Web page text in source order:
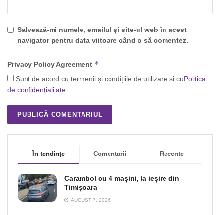
Salvează-mi numele, emailul și site-ul web în acest
navigator pentru data viitoare când o să comentez.
Privacy Policy Agreement *
Sunt de acord cu termenii și condițiile de utilizare și cuPolitica
de confidențialitate
În tendințe Comentarii Recente
Carambol cu 4 mașini, la ieșire din
Timișoara
AUGUST 7, 2026